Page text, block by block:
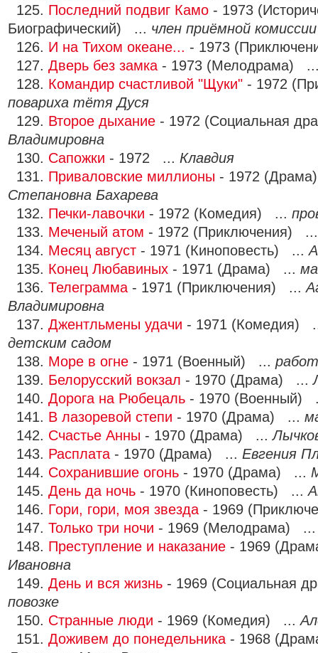
125. Последний подвиг Камо - 1973
Биографический) ... член приёмной комиссии
126. И на Тихом океане... - 1973
127. Дверь без замка - 1973 (Мелодрама)
128. Командир счастливой "Щуки" - 1972
повариха тётя Дуся
129. Второе дыхание - 1972 (Социальная
Владимировна
130. Сапожки - 1972 ... Клавдия
131. Приваловские миллионы - 1972
Степановна Бахарева
132. Печки-лавочки - 1972 (Комедия) ...
133. Меченый атом - 1972 (Приключения)
134. Месяц август - 1971 (Киноповесть) ...
135. Конец Любавиных - 1971 (Драма) ...
136. Телеграмма - 1971 (Приключения) ...
Владимировна
137. Джентльмены удачи - 1971 (Комедия)
детским садом
138. Море в огне - 1971 (Военный) ...
139. Белорусский вокзал - 1970 (Драма) ...
140. Дорога на Рюбецаль - 1970 (Военный)
141. В лазоревой степи - 1970 (Драма) ...
142. Счастье Анны - 1970 (Драма) ...
143. Расплата - 1970 (Драма) ... Евгения
144. Сохранившие огонь - 1970 (Драма) ...
145. День да ночь - 1970 (Киноповесть) ...
146. Гори, гори, моя звезда - 1969
147. Только три ночи - 1969 (Мелодрама)
148. Преступление и наказание - 1969
Ивановна
149. День и вся жизнь - 1969 (Социальная
повозке
150. Странные люди - 1969 (Комедия) ...
151. Доживем до понедельника - 1968